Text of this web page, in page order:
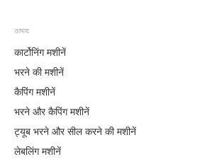
उत्पाद
कार्टोनिंग मशीनें
भरने की मशीनें
कैपिंग मशीनें
भरने और कैपिंग मशीनें
ट्यूब भरने और सील करने की मशीनें
लेबलिंग मशीनें